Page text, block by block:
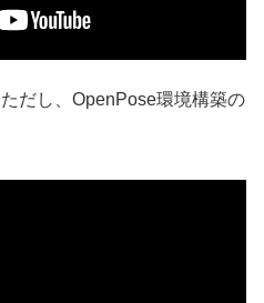
だし、OpenPose環境構築の